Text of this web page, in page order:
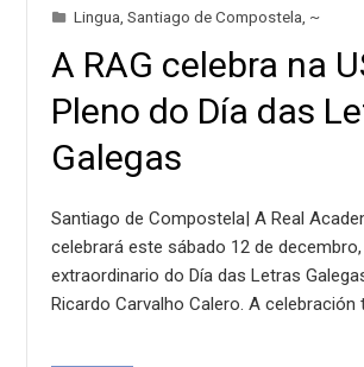
Lingua ,Santiago de Compostela ~
A RAG celebra na
Pleno do Día das
Galegas
Santiago de Compostela| A Real
celebrará este sábado 12 de
extraordinario do Día das Letras
Ricardo Carvalho Calero. A celebración